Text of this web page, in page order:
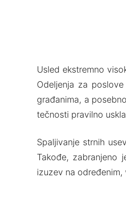
Usled ekstremno
Odelјenja za
građanima, a
tečnosti pravilno
Spalјivanje strnih
Takođe, zabranjeno
izuzev na određenim,